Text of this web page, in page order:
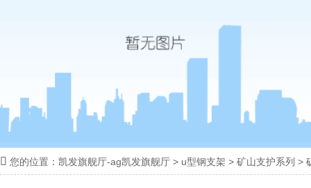
 您的位置： 凯发旗舰厅-ag凯发旗舰厅 > u型钢支架 > 矿山支护系列 >